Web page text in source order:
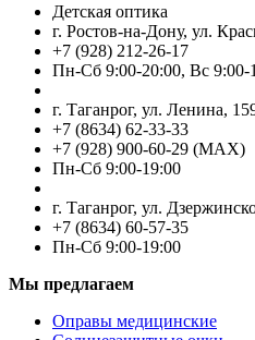
Детская оптика
г. Ростов-на-Дону, ул.
+7 (928) 212-26-17
Пн-Cб 9:00-20:00, Вс 9:00-
г. Таганрог, ул. Ленина,
+7 (8634) 62-33-33
+7 (928) 900-60-29 (MAX)
Пн-Cб 9:00-19:00
г. Таганрог, ул.
+7 (8634) 60-57-35
Пн-Сб 9:00-19:00
Мы предлагаем
Оправы медицинские